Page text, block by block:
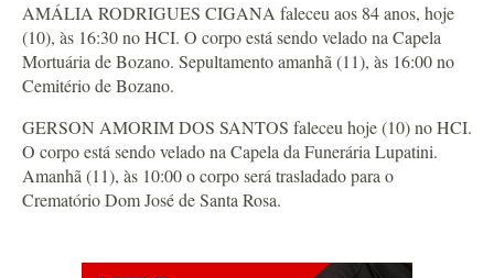
AMÁLIA RODRIGUES CIGANA faleceu aos 84 anos, hoje
(10), às 16:30 no HCI. O corpo está sendo velado na Capela
Mortuária de Bozano. Sepultamento amanhã (11), às 16:00 no
Cemitério de Bozano.
GERSON AMORIM DOS SANTOS faleceu hoje (10) no HCI.
O corpo está sendo velado na Capela da Funerária Lupatini.
Amanhã (11), às 10:00 o corpo será trasladado para o
Crematório Dom José de Santa Rosa.